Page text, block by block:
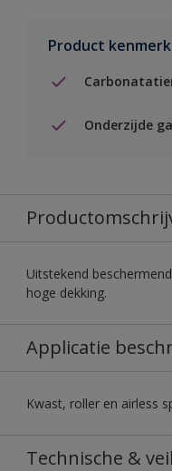
Product
Onderzijde
Uitstekend
hoge dekking.
Applicatie
Kwast, roller en airless
Technische &